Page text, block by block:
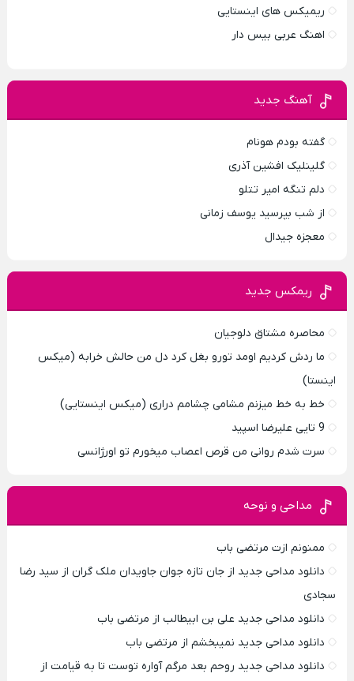
ریمیکس های اینستایی
اهنگ عربی بیس دار
آهنگ جدید
گفته بودم هونام
گلینلیک افشین آذری
دلم تنگه امیر تتلو
از شب بپرسید یوسف زمانی
معجزه جیدال
ریمکس جدید
محاصره مشتاق دلوجیان
ما ردش کردیم اومد تورو بغل کرد دل من حالش خرابه (میکس
اینستا)
خط به خط میزنم مشامی چشامم دراری (میکس اینستایی)
9 تایی علیرضا اسپید
سرت شدم روانی من قرص اعصاب میخورم تو اورژانسی
مداحی و نوحه
ممنونم ازت مرتضی باب
دانلود مداحی جدید از جان تازه جوان جاویدان ملک گران از سید رضا
سجادی
دانلود مداحی جدید علی بن ابیطالب از مرتضی باب
دانلود مداحی جدید نمیبخشم از مرتضی باب
دانلود مداحی جدید روحم بعد مرگم آواره توست تا به قیامت از